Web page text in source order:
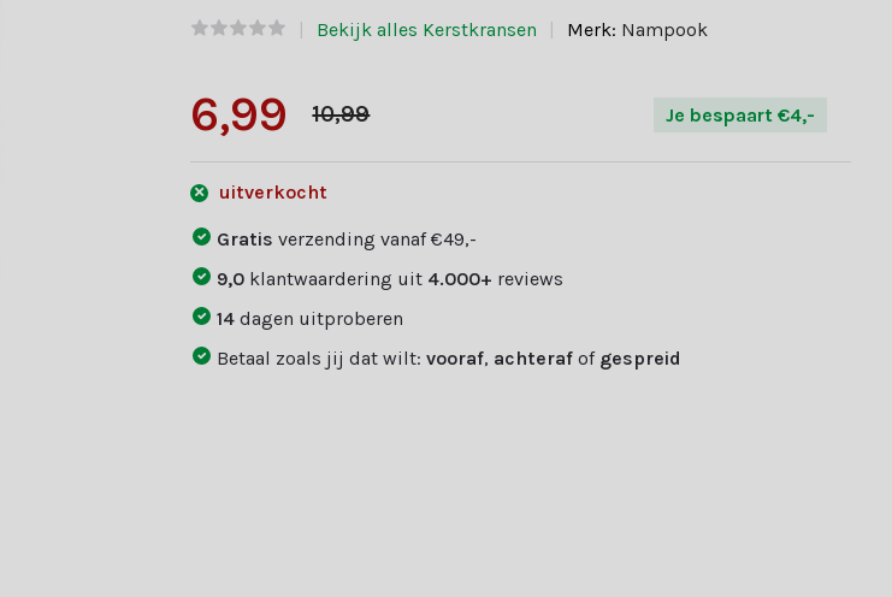
Bekijk alles Kerstkransen Merk: Nampook
6,99 10,99 Je bespaart €4,-
uitverkocht
Gratisverzending vanaf €49,-
9,0 klantwaardering uit 4.000+ reviews
14dagen uitproberen
Betaal zoals jij dat wilt:vooraf, achteraf of gespreid